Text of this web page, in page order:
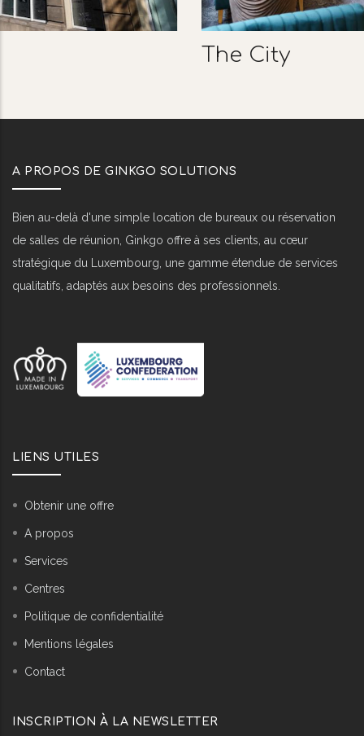
A PROPOS DE GINKGO SOLUTIONS
Bien au-delà d'une simple location de bureaux ou réservation
de salles de réunion, Ginkgo offre à ses clients, au cœur
stratégique du Luxembourg, une gamme étendue de services
qualitatifs, adaptés aux besoins des professionnels.
LIENS UTILES
Obtenir une offre
A propos
Services
Centres
Politique de confidentialité
Mentions légales
Contact
INSCRIPTION À LA NEWSLETTER